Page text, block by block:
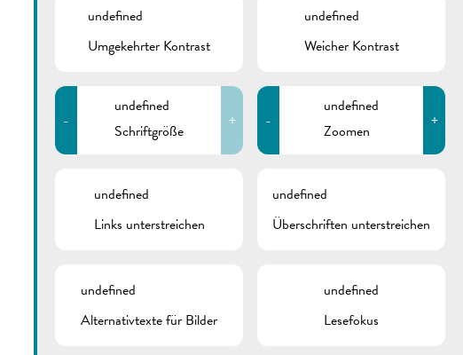
undefined
Umgekehrter Kontrast
undefined
Weicher Kontrast
-
undefined
Schriftgröße
+ -
undefined
Zoomen
+
undefined
Links unterstreichen
undefined
Überschriften unterstreichen
undefined
Alternativtexte für Bilder
undefined
Lesefokus